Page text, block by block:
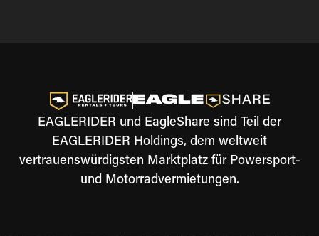
EAGLERIDER und EagleShare sind Teil der
EAGLERIDER Holdings, dem weltweit
vertrauenswürdigsten Marktplatz für Powersport-
und Motorradvermietungen.